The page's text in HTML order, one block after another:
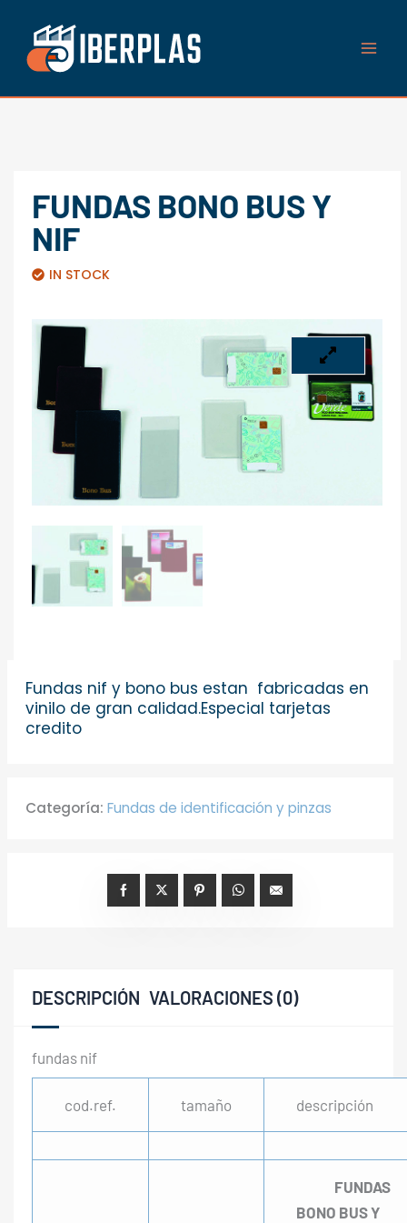
contenido
FUNDAS BONO BUS Y
NIF
IN STOCK
Fundas nif y bono bus estan fabricadas en
vinilo de gran calidad.Especial tarjetas
credito
Categoría: Fundas de identificación y pinzas
DESCRIPCIÓN VALORACIONES (0)
fundas nif
cod.ref. tamaño descripción
FUNDAS
BONO BUS Y